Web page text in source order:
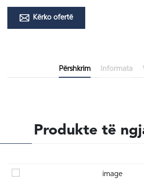
Kërko ofertë
Përshkrim Informata
Produkte të